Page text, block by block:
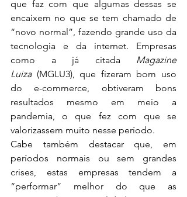
que faz com que algumas dessas se
encaixem no que se tem chamado de
“novo normal”, fazendo grande uso da
tecnologia e da internet. Empresas
como a já citada Magazine
Luiza (MGLU3), que fizeram bom uso
do e-commerce, obtiveram bons
resultados mesmo em meio a
pandemia, o que fez com que se
valorizassem muito nesse período.
Cabe também destacar que, em
períodos normais ou sem grandes
crises, estas empresas tendem a
“performar” melhor do que as